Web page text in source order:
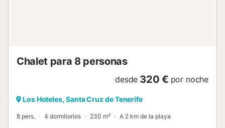
Chalet para 8 personas
desde 320 € por noche
Los Hoteles, Santa Cruz de Tenerife
8 pers. 4 dormitorios 230 m² A 2 km de la playa